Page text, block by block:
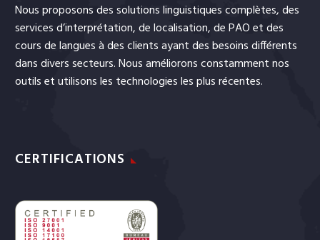
Nous proposons des solutions linguistiques complètes, des
servicesd’interprétation, delocalisation, dePAOetdes
cours de languesà des clients ayant des besoins différents
dans divers secteurs. Nous améliorons constamment nos
outils et utilisons les technologies les plus récentes.
CERTIFICATIONS